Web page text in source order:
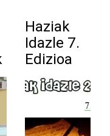
Haziak
Idazle 7.
Edizioa